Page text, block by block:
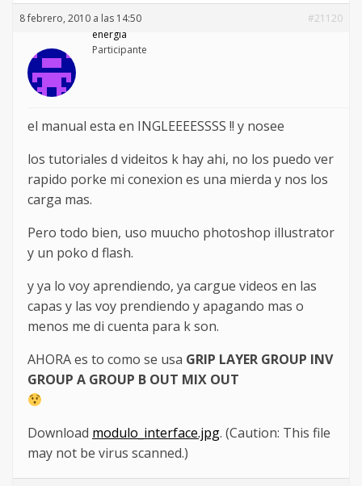
8 febrero, 2010 a las 14:50
#21120
energia
Participante
el manual esta en INGLEEEESSSS !! y nosee
los tutoriales d videitos k hay ahi, no los puedo ver
rapido porke mi conexion es una mierda y nos los
carga mas.
Pero todo bien, uso muucho photoshop illustrator
y un poko d flash.
y ya lo voy aprendiendo, ya cargue videos en las
capas y las voy prendiendo y apagando mas o
menos me di cuenta para k son.
AHORA es to como se usa GRIP LAYER GROUP INV
GROUP A GROUP B OUT MIX OUT
Download modulo_interface.jpg. (Caution: This file
may not be virus scanned.)